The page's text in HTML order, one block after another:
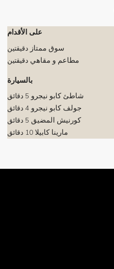
على الأقدام
سوق ممتاز دقيقتين
مطاعم و مقاهي دقيقتين
بالسيارة
شاطئ كابو نيجرو 5 دقائق
جولف كابو نيجرو 4 دقائق
كورنيش المضيق 5 دقائق
مارينا كابيلا 10 دقائق